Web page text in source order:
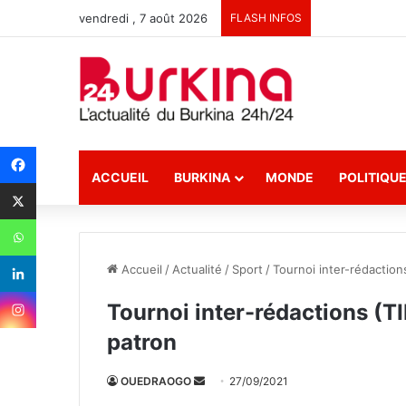
vendredi , 7 août 2026 FLASH INFOS
ACCUEIL BURKINA MONDE POLITIQUE
Accueil / Actualité / Sport /Tournoi inter-
Tournoi inter-rédactions
patron
OUEDRAOGO 27/09/2021